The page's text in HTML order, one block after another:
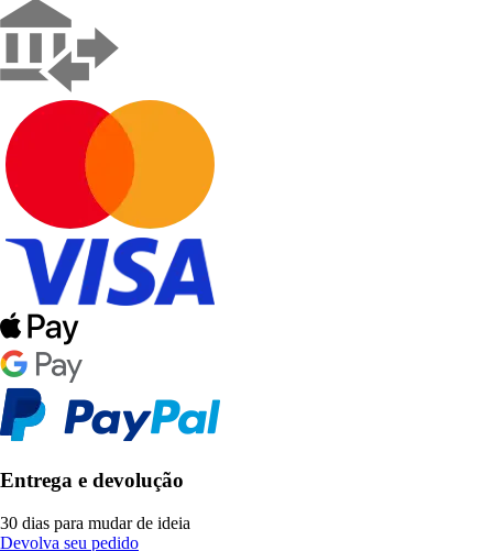
Entrega e devolução
30 dias para mudar de ideia
Devolva seu pedido